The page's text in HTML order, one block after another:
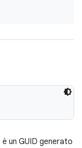
un GUID generato